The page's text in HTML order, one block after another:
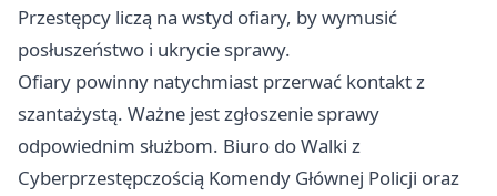
Przestępcy liczą na wstyd ofiary, by wymusić
posłuszeństwo i ukrycie sprawy.
Ofiary powinny natychmiast przerwać kontakt z
szantażystą. Ważne jest zgłoszenie sprawy
odpowiednim służbom. Biuro do Walki z
Cyberprzestępczością Komendy Głównej Policji oraz